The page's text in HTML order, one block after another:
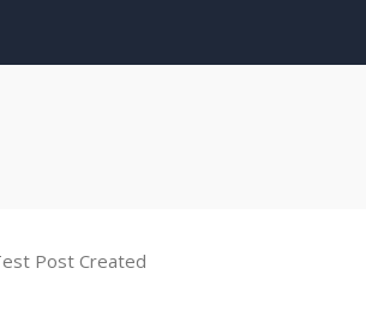
Post Created